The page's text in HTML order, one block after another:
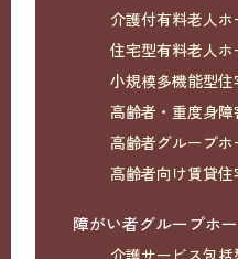
介護付有料老人ホ
住宅型有料老人ホ
小規模多機能型住
高齢者・重度身
高齢者グループホ
高齢者向け賃貸住
障がい者グループホ
介護サービス包括